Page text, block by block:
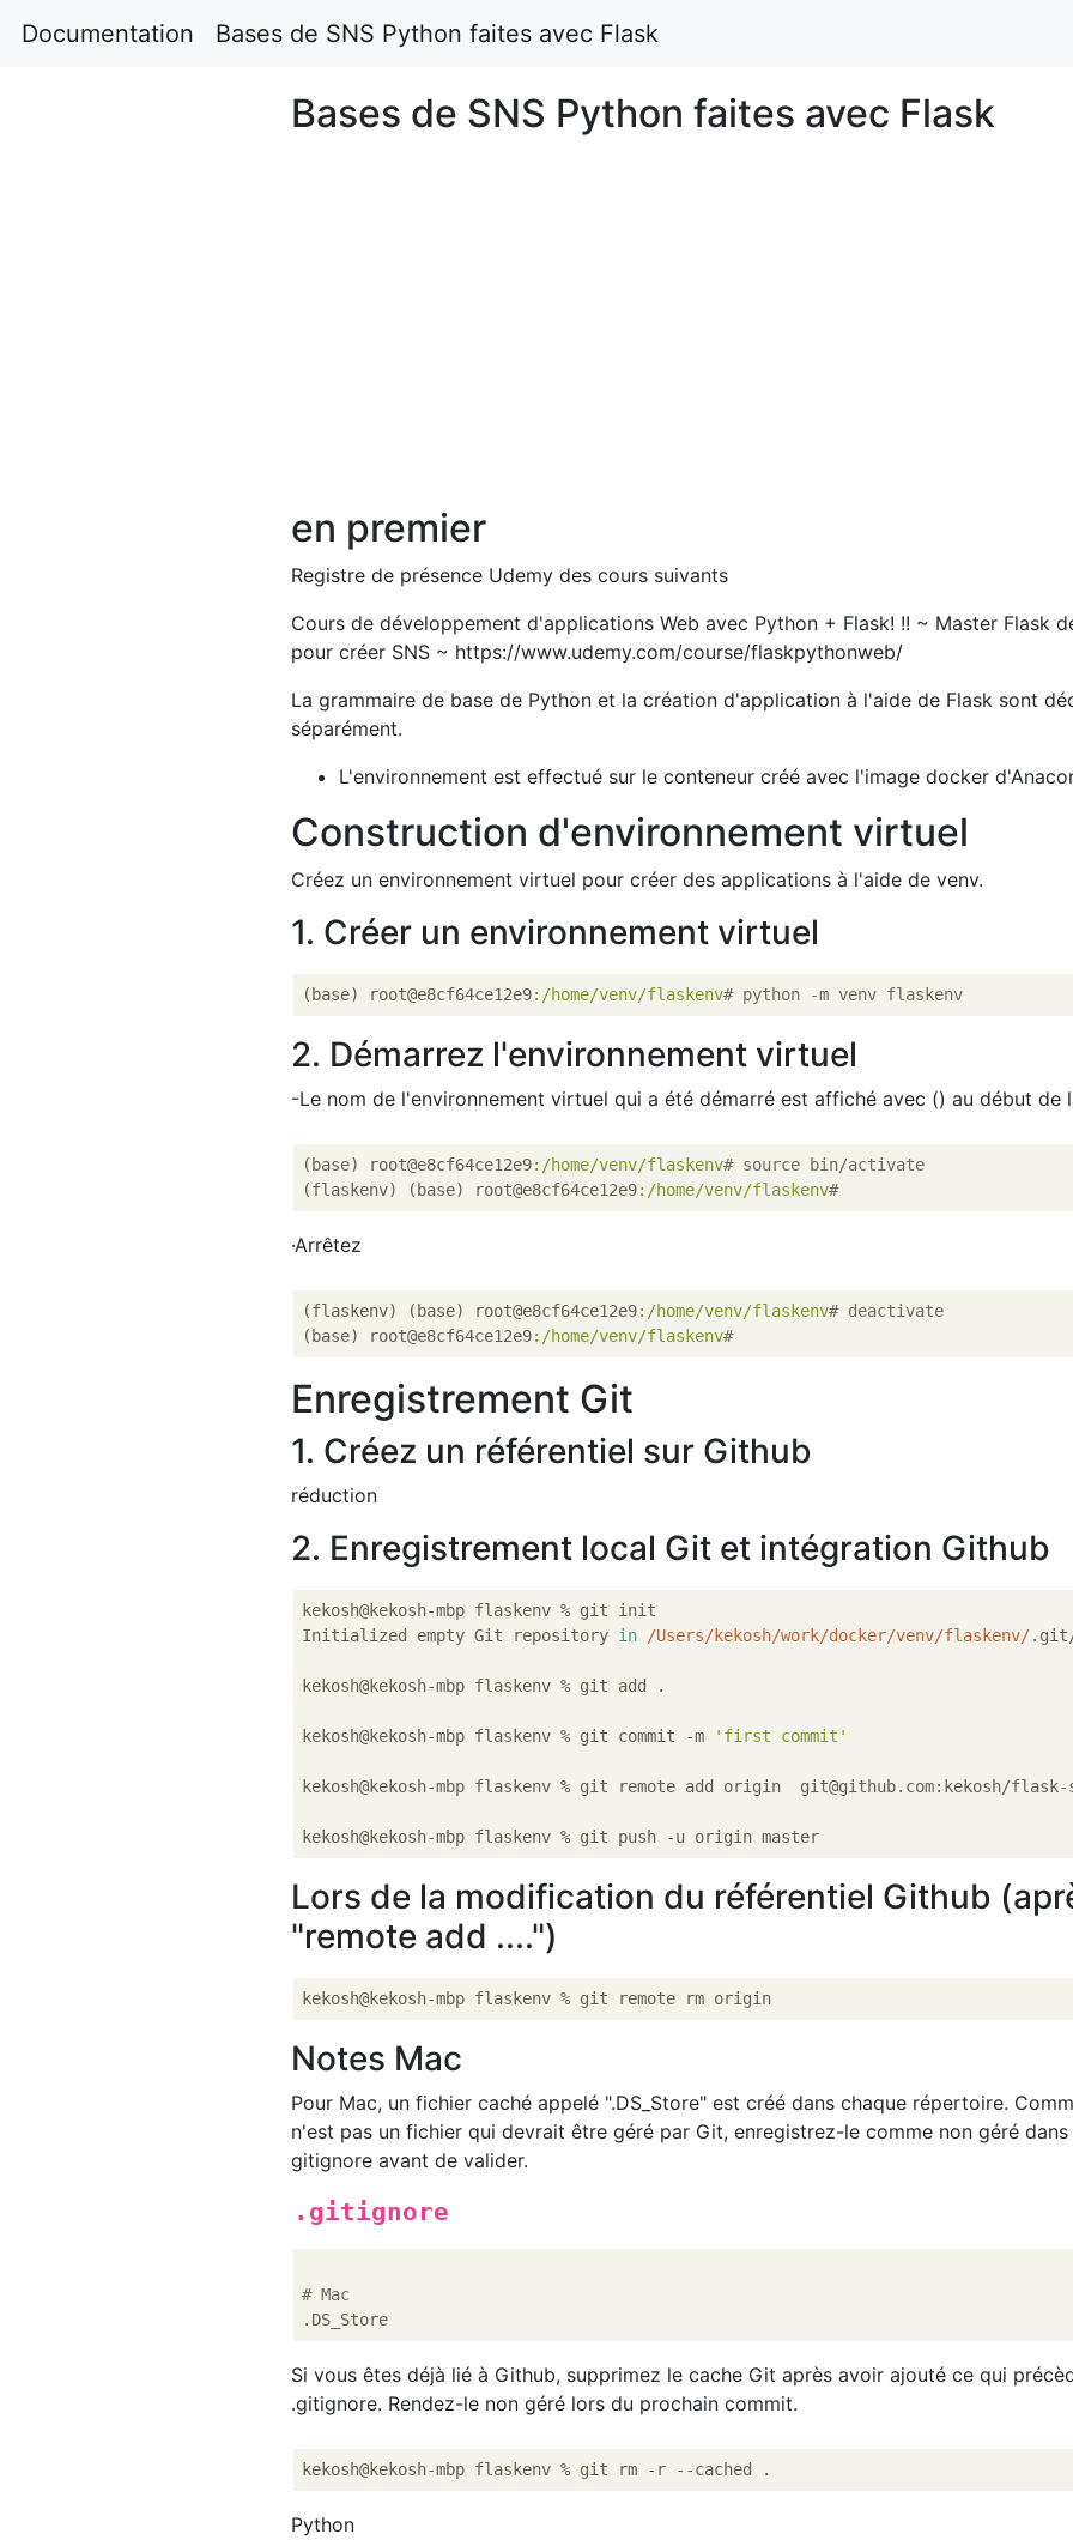
Documentation Bases de SNS Python faites avec Flask
Bases de SNS Python faites avec Flask
en premier
Registre de présence Udemy des cours suivants
Cours de développement d'applications Web avec Python + Flask! !! ~ Master Flask
pour créer SNS ~ https://www.udemy.com/course/flaskpythonweb/
La grammaire de base de Python et la création d'application à l'aide de Flask sont
séparément.
L'environnement est effectué sur le conteneur créé avec l'image docker
Construction d'environnement virtuel
Créez un environnement virtuel pour créer des applications à l'aide de venv.
1. Créer un environnement virtuel
(base) root@e8cf64ce12e9:/home/venv/flaskenv# python -m venv flaskenv
2. Démarrez l'environnement virtuel
-Le nom de l'environnement virtuel qui a été démarré est affiché avec () au début de
(base) root@e8cf64ce12e9:/home/venv/flaskenv# source bin/activate
(flaskenv) (base) root@e8cf64ce12e9:/home/venv/flaskenv#
·Arrêtez
(flaskenv) (base) root@e8cf64ce12e9:/home/venv/flaskenv# deactivate
(base) root@e8cf64ce12e9:/home/venv/flaskenv#
Enregistrement Git
1. Créez un référentiel sur Github
réduction
2. Enregistrement local Git et intégration Github
kekosh@kekosh-mbp flaskenv % git init
Initialized empty Git repository in /Users/kekosh/work/docker/venv/flaskenv/
kekosh@kekosh-mbp flaskenv % git add .
kekosh@kekosh-mbp flaskenv % git commit -m 'first commit'
kekosh@kekosh-mbp flaskenv % git remote add origin  git@github.com:kekosh/
Lors de la modification du référentiel Github
"remote add ....")
Notes Mac
Pour Mac, un fichier caché appelé ".DS_Store" est créé dans chaque répertoire.
n'est pas un fichier qui devrait être géré par Git, enregistrez-le comme non géré dans
gitignore avant de valider.
.gitignore
# Mac
Si vous êtes déjà lié à Github, supprimez le cache Git après avoir ajouté ce qui
.gitignore. Rendez-le non géré lors du prochain commit.
Python